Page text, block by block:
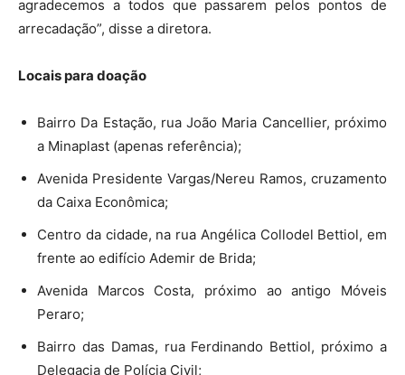
agradecemos a todos que passarem pelos pontos de
arrecadação”, disse a diretora.
Locais para doação
Bairro Da Estação, rua João Maria Cancellier, próximo
a Minaplast (apenas referência);
Avenida Presidente Vargas/Nereu Ramos, cruzamento
da Caixa Econômica;
Centro da cidade, na rua Angélica Collodel Bettiol, em
frente ao edifício Ademir de Brida;
Avenida Marcos Costa, próximo ao antigo Móveis
Peraro;
Bairro das Damas, rua Ferdinando Bettiol, próximo a
Delegacia de Polícia Civil;